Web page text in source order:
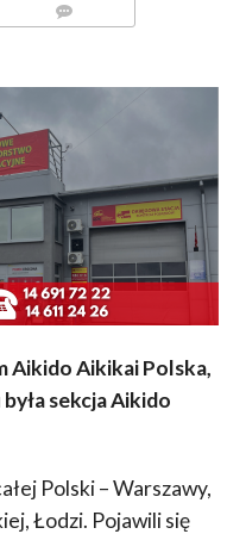
Aikido Aikikai Polska,
sekcja Aikido
Polski – Warszawy,
Łodzi. Pojawili się